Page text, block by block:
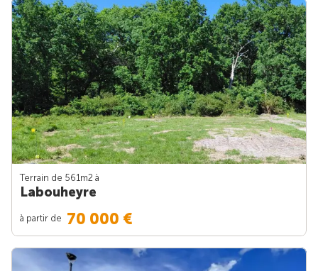
Terrain de 561m2 à
Labouheyre
à partir de 70 000 €